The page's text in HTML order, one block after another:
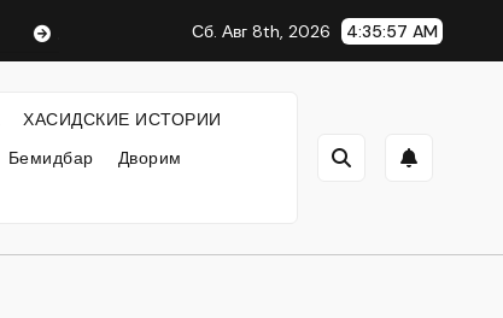
Любавический Ребе ФИЛОСОФИЯ ХАСИДИЗМА
Сб. Авг 8th, 2026 4:35:57 AM
ХАСИДСКИЕ ИСТОРИИ
Бемидбар
Дворим